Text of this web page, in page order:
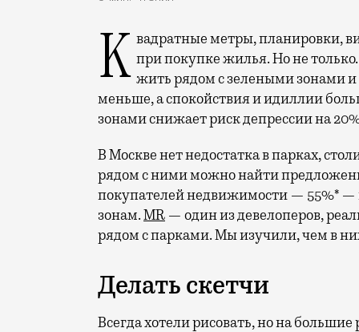
Квадратные метры, планировки, вид из окон. Конечно, на это обращают внимание при покупке жилья. Но не
жить рядом с зелеными зонами
меньше, а спокойствия и идиллии
зонами снижает риск депрессии на
В Москве нет недостатка в парках,
рядом с ними можно найти
покупателей недвижимости — 55%* —
зонам.MR — один из девелоперов,
рядом с парками. Мы изучили, чем в
Делать скетчи
Всегда хотели рисовать, но на